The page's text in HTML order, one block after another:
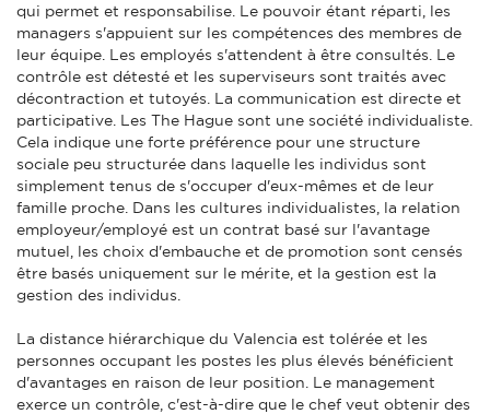
qui permet et responsabilise. Le pouvoir étant réparti, les
managers s'appuient sur les compétences des membres de
leur équipe. Les employés s'attendent à être consultés. Le
contrôle est détesté et les superviseurs sont traités avec
décontraction et tutoyés. La communication est directe et
participative. Les The Hague sont une société individualiste.
Cela indique une forte préférence pour une structure
sociale peu structurée dans laquelle les individus sont
simplement tenus de s'occuper d'eux-mêmes et de leur
famille proche. Dans les cultures individualistes, la relation
employeur/employé est un contrat basé sur l'avantage
mutuel, les choix d'embauche et de promotion sont censés
être basés uniquement sur le mérite, et la gestion est la
gestion des individus.
La distance hiérarchique du Valencia est tolérée et les
personnes occupant les postes les plus élevés bénéficient
d'avantages en raison de leur position. Le management
exerce un contrôle, c'est-à-dire que le chef veut obtenir des